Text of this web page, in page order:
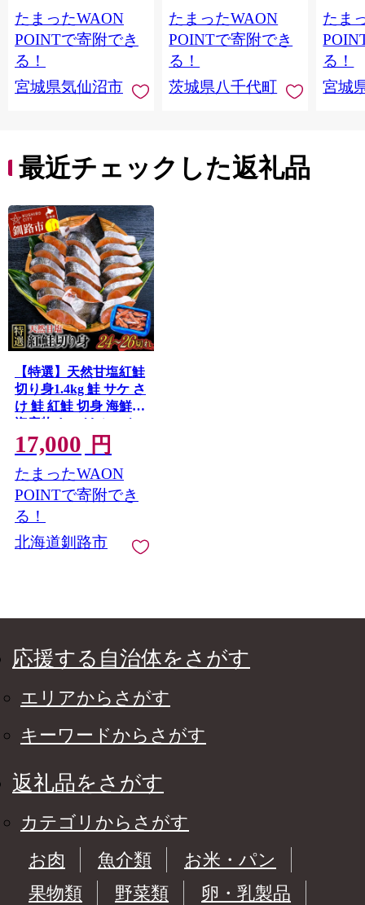
冷凍 家庭用 おかず 弁
当 支援 サーモン 銀鮭
切り身 魚 わけあり
たまったWAON
POINTで寄附でき
る！
宮城県気仙沼市
な重 ひつまぶし 人気
茨城 八千代町 ふるさ
と納税 冷凍 [SF951ya]
たまったWAON
POINTで寄附でき
る！
茨城県八千代町
生 生
鮭 銀
介
たま
る！
宮城
最近チェックした返礼品
【特選】天然甘塩紅鮭
切り身1.4kg 鮭 サケ さ
け 鮭 紅鮭 切身 海鮮
海産物 しゃけ シャケ
北海道 おかず 朝食 弁
当 F4F-8552
17,000 円
たまったWAON
POINTで寄附でき
る！
北海道釧路市
応援する自治体をさがす
エリアからさがす
キーワードからさがす
返礼品をさがす
カテゴリからさがす
お肉
魚介類
お米・パン
果物類
野菜類
卵・乳製品